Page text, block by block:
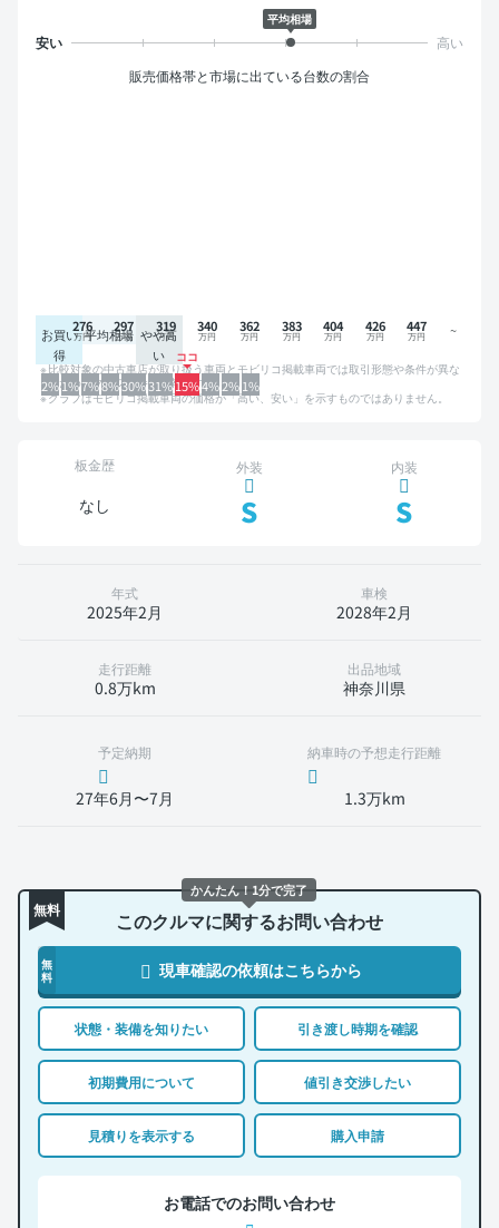
平均相場
販売価格帯と市場に出ている台数の割合
お買い
得
平均相場 やや高
い
2%1%7%8%30%31%15%4%2%1%
276 297 319 340 362 383 404 426 447
比較対象の中古車店が取り扱う車両とモビリコ掲載車両では取引形態や条件が異な
るため、グラフは参考情報です。
グラフはモビリコ掲載車両の価格が「高い、安い」を示すものではありません。
板金歴
なし
外装
S
内装
S
年式
2025年2月
車検
2028年2月
走行距離
0.8万km
出品地域
神奈川県
予定納期
27年6月〜7月
納車時の予想走行距離
1.3万km
無料 このクルマに関するお問い合わせ
無
料
現車確認の依頼はこちらから
状態・装備を知りたい 引き渡し時期を確認
初期費用について 値引き交渉したい
見積りを表示する 購入申請
お電話でのお問い合わせ
かんたん！1分で完了